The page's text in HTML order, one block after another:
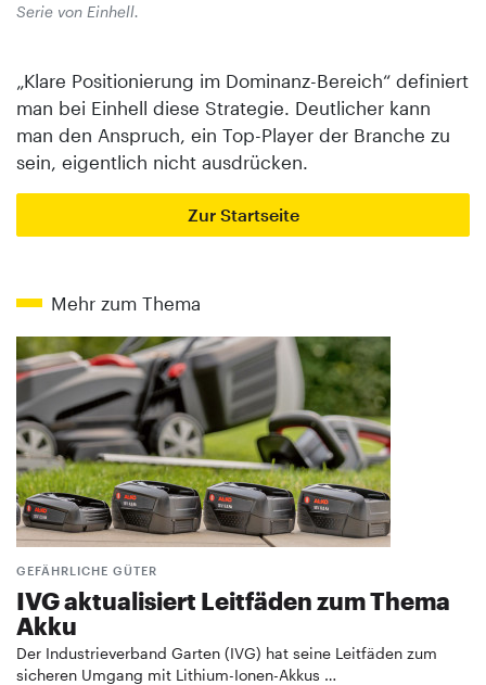
Serie von Einhell.
„Klare Positionierung im Dominanz-Bereich“ definiert
man bei Einhell diese Strategie. Deutlicher kann
man den Anspruch, ein Top-Player der Branche zu
sein, eigentlich nicht ausdrücken.
Zur Startseite
Mehr zum Thema
GEFÄHRLICHE GÜTER
IVG aktualisiert Leitfäden zum Thema
Akku
Der Industrieverband Garten (IVG) hat seine Leitfäden zum
sicheren Umgang mit Lithium-Ionen-Akkus …